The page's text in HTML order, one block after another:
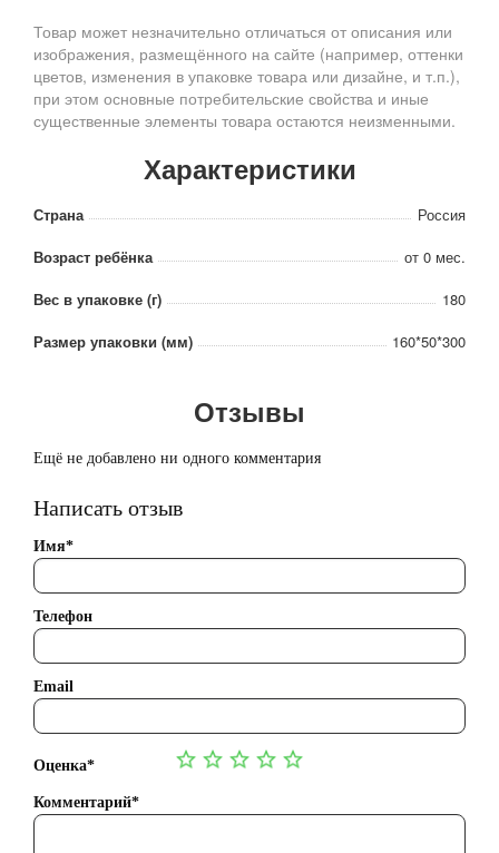
Товар может незначительно отличаться от описания или
изображения, размещённого на сайте (например, оттенки
цветов, изменения в упаковке товара или дизайне, и т.п.),
при этом основные потребительские свойства и иные
существенные элементы товара остаются неизменными.
Характеристики
Страна
Россия
Возраст ребёнка
от 0 мес.
Вес в упаковке (г)
180
Размер упаковки (мм)
160*50*300
Отзывы
Ещё не добавлено ни одного комментария
Написать отзыв
Имя*
Телефон
Email
Оценка*
Комментарий*